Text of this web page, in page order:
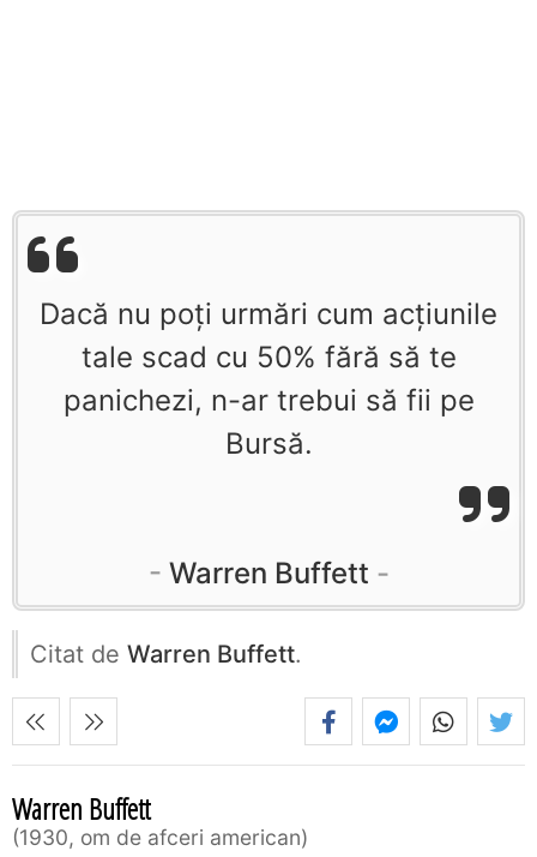
Dacă nu poţi urmări cum acţiunile
tale scad cu 50% fără să te
panichezi, n-ar trebui să fii pe
Bursă.
Warren Buffett
Citat de Warren Buffett.
Warren Buffett
1930, om de afceri american